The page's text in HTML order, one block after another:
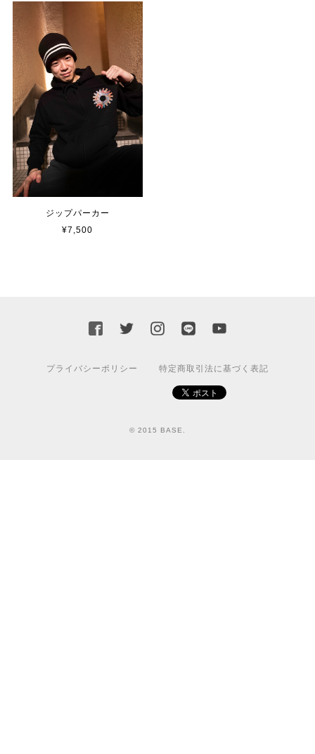
ジップパーカー
¥7,500
プライバシーポリシー 特定商取引法に基づく表記
© 2015 BASE.